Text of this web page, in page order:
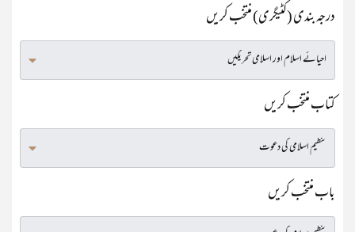
درجہ بندی (کٹیگری) منتخب کریں
کتاب منتخب کریں
باب منتخب کریں